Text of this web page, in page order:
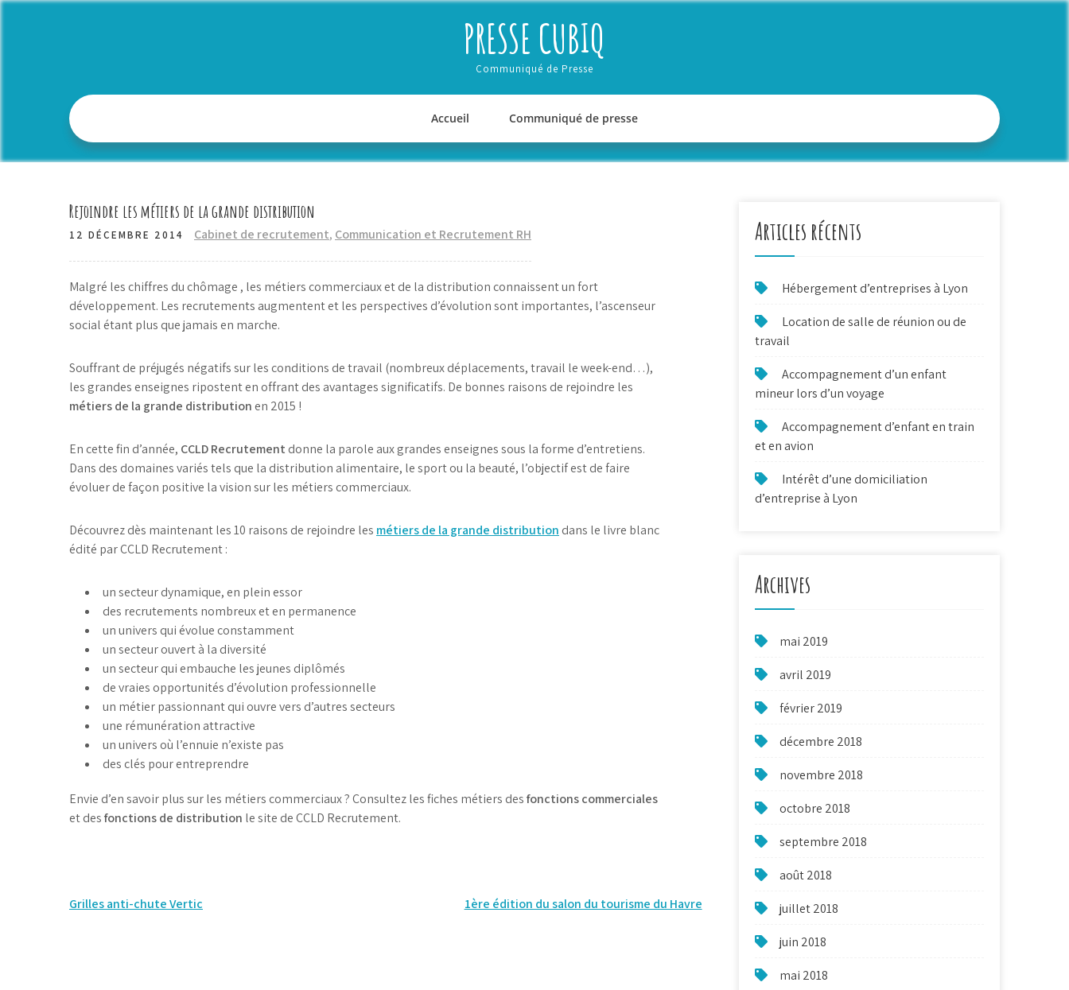
Skip
PRESSE CUBIQ
Communiqué de Presse
Accueil Communiqué de presse
Rejoindre les métiers de la grande distribution
12 DÉCEMBRE 2014 Cabinet de recrutement, Communication et Recrutement RH
Malgré les chiffres du chômage , les métiers commerciaux et de la distribution connaissent un fort
développement. Les recrutements augmentent et les perspectives d’évolution sont importantes, l’ascenseur
social étant plus que jamais en marche.
Souffrant de préjugés négatifs sur les conditions de travail (nombreux déplacements, travail le week-end…),
les grandes enseignes ripostent en offrant des avantages significatifs. De bonnes raisons de rejoindre les
métiers de la grande distribution en 2015 !
En cette fin d’année, CCLD Recrutement donne la parole aux grandes enseignes sous la forme d’entretiens.
Dans des domaines variés tels que la distribution alimentaire, le sport ou la beauté, l’objectif est de faire
évoluer de façon positive la vision sur les métiers commerciaux.
Découvrez dès maintenant les 10 raisons de rejoindre les métiers de la grande distribution dans le livre blanc
édité par CCLD Recrutement :
un secteur dynamique, en plein essor
des recrutements nombreux et en permanence
un univers qui évolue constamment
un secteur ouvert à la diversité
un secteur qui embauche les jeunes diplômés
de vraies opportunités d’évolution professionnelle
un métier passionnant qui ouvre vers d’autres secteurs
une rémunération attractive
un univers où l’ennuie n’existe pas
des clés pour entreprendre
Envie d’en savoir plus sur les métiers commerciaux ? Consultez les fiches métiers desfonctions commerciales
et desfonctions de distribution le site de CCLD Recrutement.
Navigation
Grilles anti-chute Vertic 1ère édition du salon du tourisme du Havre
Articles récents
Hébergement d’entreprises à Lyon
Location de salle de réunion ou de
travail
Accompagnement d’un enfant
mineur lors d’un voyage
Accompagnement d’enfant en train
et en avion
Intérêt d’une domiciliation
d’entreprise à Lyon
Archives
mai 2019
avril 2019
février 2019
décembre 2018
novembre 2018
octobre 2018
septembre 2018
août 2018
juillet 2018
juin 2018
mai 2018